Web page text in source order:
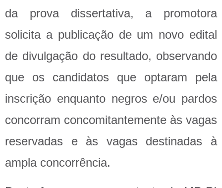
da prova dissertativa, a promotora
solicita a publicação de um novo edital
de divulgação do resultado, observando
que os candidatos que optaram pela
inscrição enquanto negros e/ou pardos
concorram concomitantemente às vagas
reservadas e às vagas destinadas à
ampla concorrência.